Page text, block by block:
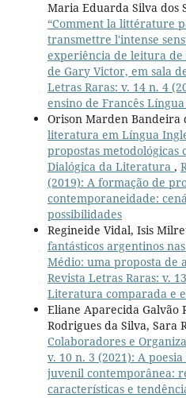
Maria Eduarda Silva dos
“Comment la littérature
transmettre l'intense
experiência de leitura de
de Gary Victor, em sala
Letras Raras: v. 14 n. 4
ensino de Francês
Orison Marden Bandeira
literatura em Língua
propostas metodológicas
Dialógica da Literatura ,
(2019): A formação de
contemporaneidade:
possibilidades
Regineide Vidal, Isis
fantásticos argentinos
Médio: uma proposta de
Revista Letras Raras: v.
Literatura comparada e
Eliane Aparecida Galvão
Rodrigues da Silva, Sara
Colaboradores e
v. 10 n. 3 (2021): A
juvenil contemporânea:
características e